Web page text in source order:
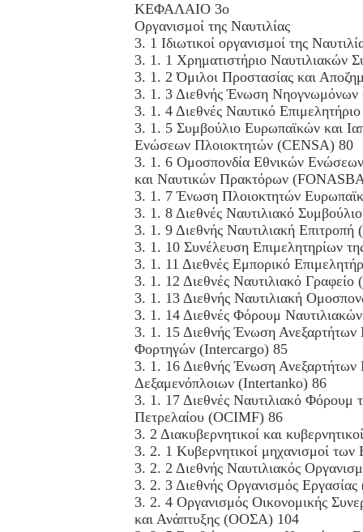
ΚΕΦΑΛΑΙΟ 3ο
Οργανισμοί της Ναυτιλίας
3. 1 Ιδιωτικοί οργανισμοί της
3. 1. 1 Χρηματιστήριο Ναυτιλιακών
3. 1. 2 Όμιλοι Προστασίας και
3. 1. 3 Διεθνής Ένωση
3. 1. 4 Διεθνές Ναυτικό
3. 1. 5 Συμβούλιο Ευρωπαϊκών και
Ενώσεων Πλοιοκτητών (CENSA) 80
3. 1. 6 Ομοσπονδία Εθνικών
και Ναυτικών Πρακτόρων
3. 1. 7 Ένωση Πλοιοκτητών
3. 1. 8 Διεθνές Ναυτιλιακό
3. 1. 9 Διεθνής Ναυτιλιακή
3. 1. 10 Συνέλευση Επιμελητηρίων
3. 1. 11 Διεθνές Εμπορικό
3. 1. 12 Διεθνές Ναυτιλιακό Γραφείο
3. 1. 13 Διεθνής Ναυτιλιακή
3. 1. 14 Διεθνές Φόρουμ
3. 1. 15 Διεθνής Ένωση Ανεξαρτήτων
Φορτηγών (Intercargo) 85
3. 1. 16 Διεθνής Ένωση Ανεξαρτήτων
Δεξαμενόπλοιων (Intertanko) 86
3. 1. 17 Διεθνές Ναυτιλιακό Φόρουμ
Πετρελαίου (OCIMF) 86
3. 2 Διακυβερνητικοί και
3. 2. 1 Κυβερνητικοί μηχανισμοί
3. 2. 2 Διεθνής Ναυτιλιακός
3. 2. 3 Διεθνής Οργανισμός
3. 2. 4 Οργανισμός Οικονομικής
και Ανάπτυξης (ΟΟΣΑ) 104